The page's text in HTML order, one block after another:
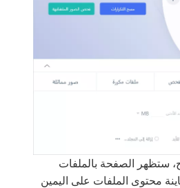
ستظهر الصفحة بالملفات
محتوى الملفات على اليمين